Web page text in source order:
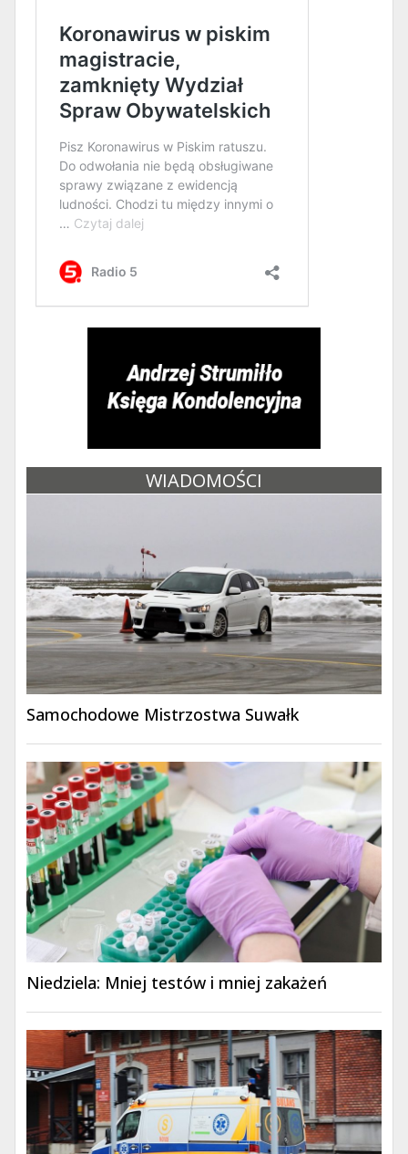
WIADOMOŚCI
Samochodowe Mistrzostwa Suwałk
Niedziela: Mniej testów i mniej zakażeń